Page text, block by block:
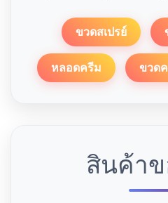
ขวดสเปรย์
หลอดครีม ขวด
สินค้าข